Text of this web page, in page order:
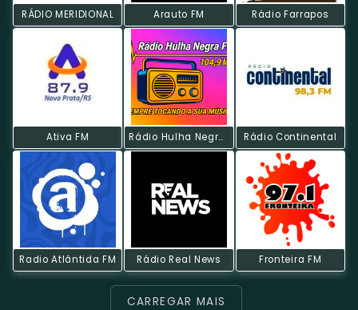
RÁDIO MERIDIONAL Arauto FM Rádio Farrapos
Ativa FM Rádio Hulha Negra FM Rádio Continental
Radio Atlântida FM Rádio Real News Fronteira FM
CARREGAR MAIS